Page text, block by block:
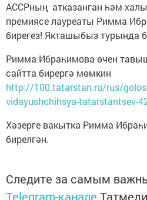
АССРның атказанган һәм
премиясе лауреаты Римма
бирегез! Якташыбыз турында
Римма Ибраһимова өчен
сайтта бирергә мөмкин
http://100.tatarstan.ru/rus/
vidayushchihsya-tatarstantsev-
Хәзерге вакытка Римма
бирелгән.
Следите за самым
Telegram-канале